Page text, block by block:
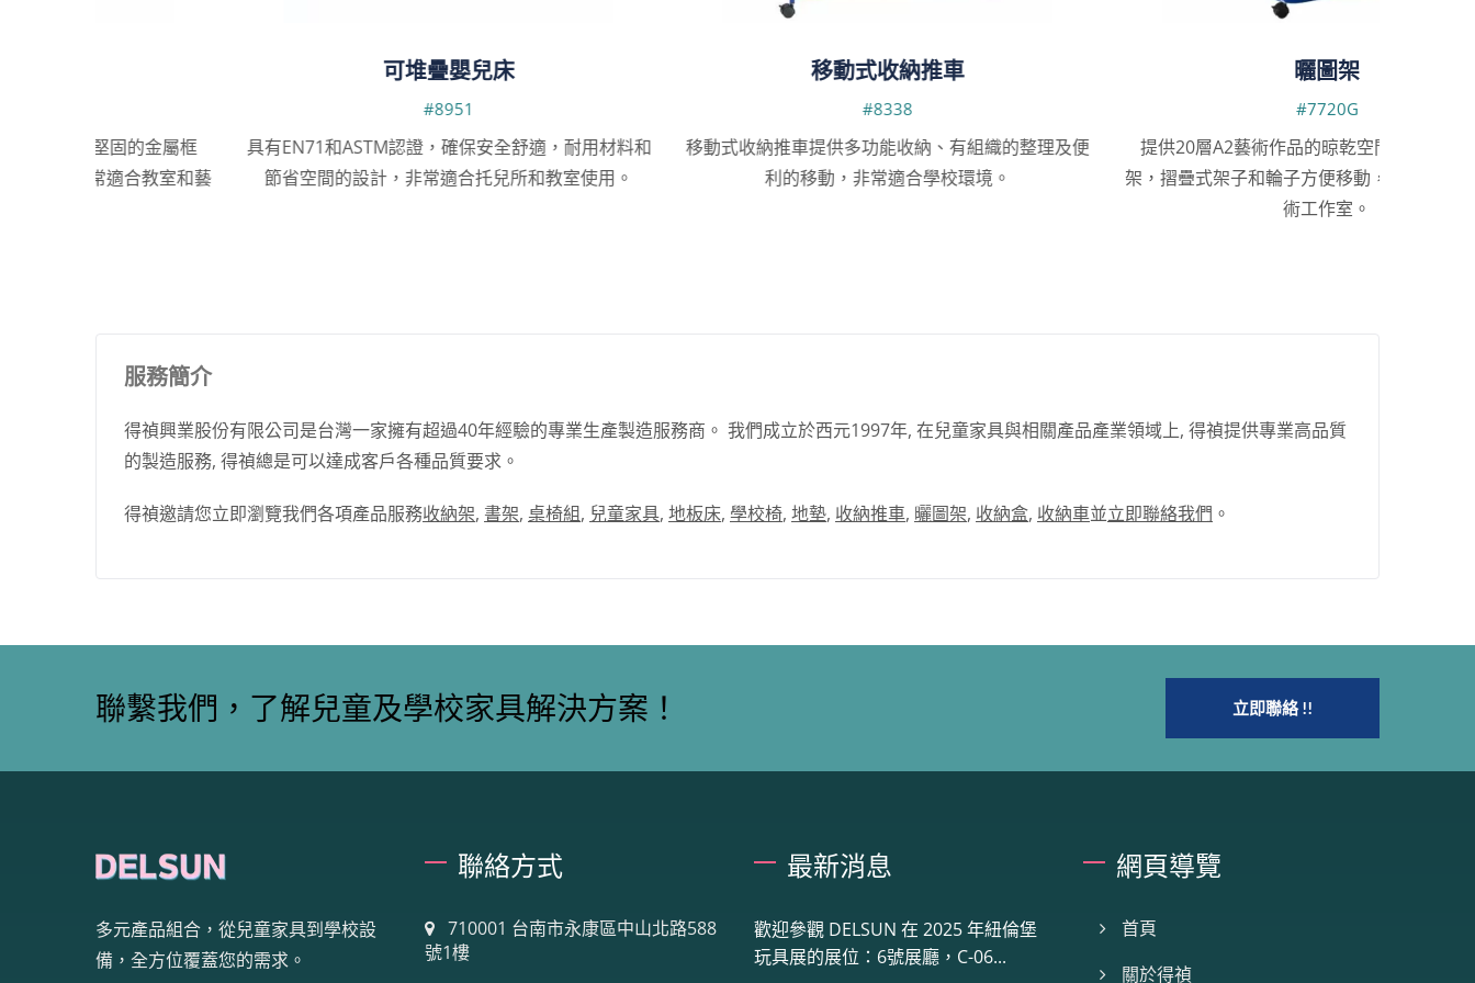
具有EN71和ASTM認證，確保安全舒適，耐用材料和
節省空間的設計，非常適合托兒所和教室使用。
移動式收納推車
移動式收納推車提供多功能收納、有組織的整理及便
利的移動，非常適合學校環境。
提供20層A2藝術作品的晾乾空間，堅固的金屬框
架，摺疊式架子和輪子方便移動，非常適合教室和藝
服務簡介
得禎興業股份有限公司是台灣一家擁有超過40年經驗的專業生產製造服務商。 我們成立於西元1997年, 在兒童家具與相關產品產業領域上, 得禎提供專業高品質
的製造服務, 得禎總是可以達成客戶各種品質要求。
得禎邀請您立即瀏覽我們各項產品服務收納架, 書架, 桌椅組, 兒童家具, 地板床, 學校椅, 地墊, 收納推車, 曬圖架, 收納盒, 收納車並立即聯絡我們 。
聯繫我們，了解兒童及學校家具解決方案！ 立即聯絡 !!
多元產品組合，從兒童家具到學校設
備，全方位覆蓋您的需求。
聯絡方式
710001 台南市永康區中山北路588
號1樓
最新消息
歡迎參觀 DELSUN 在 2025 年紐倫堡
玩具展的展位：6號展廳，C-06...
網頁導覽
首頁
關於得禎